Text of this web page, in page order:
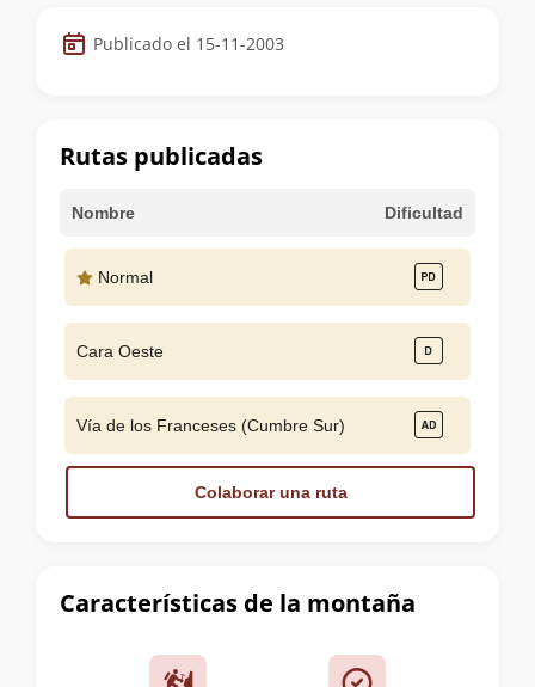
Datos
de
cumbre
Publicado el 15-11-2003
Características de la montaña
Rutas publicadas
Nombre Dificultad
Normal
Cara Oeste
Vía de los Franceses (Cumbre Sur)
Colaborar una ruta